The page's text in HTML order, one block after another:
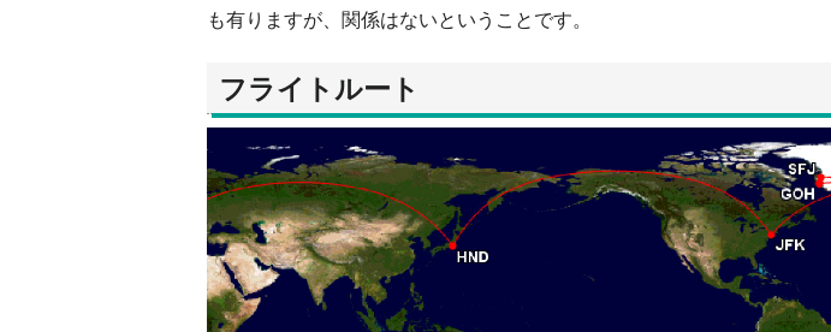
も有りますが、関係はないということです。
フライトルート